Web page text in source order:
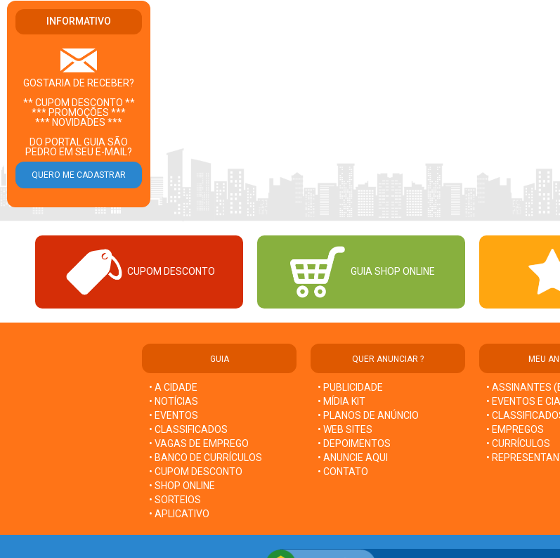
INFORMATIVO
GOSTARIA DE RECEBER?
** CUPOM DESCONTO **
*** PROMOÇÕES ***
*** NOVIDADES ***
DO PORTAL GUIA SÃO
PEDRO EM SEU E-MAIL?
CUPOM DESCONTO GUIA SHOP ONLINE
GUIA
• A CIDADE
• NOTÍCIAS
• EVENTOS
• CLASSIFICADOS
• VAGAS DE EMPREGO
• BANCO DE CURRÍCULOS
• CUPOM DESCONTO
• SHOP ONLINE
• SORTEIOS
• APLICATIVO
QUER ANUNCIAR ?
• PUBLICIDADE
• MÍDIA KIT
• PLANOS DE ANÚNCIO
• WEB SITES
• DEPOIMENTOS
• ANUNCIE AQUI
• CONTATO
MEU
• ASSINANTES
• EVENTOS E CIA
•
• EMPREGOS
• CURRÍCULOS
•